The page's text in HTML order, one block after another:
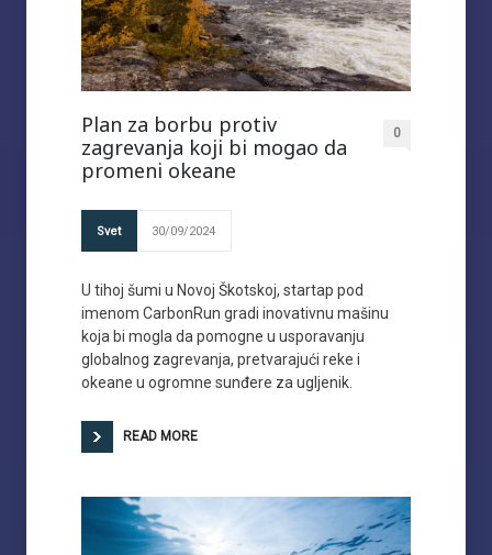
Plan za borbu protiv
zagrevanja koji bi mogao da
promeni okeane
0
Svet 30/09/2024
U tihoj šumi u Novoj Škotskoj, startap pod
imenom CarbonRun gradi inovativnu mašinu
koja bi mogla da pomogne u usporavanju
globalnog zagrevanja, pretvarajući reke i
okeane u ogromne sunđere za ugljenik.
READ MORE